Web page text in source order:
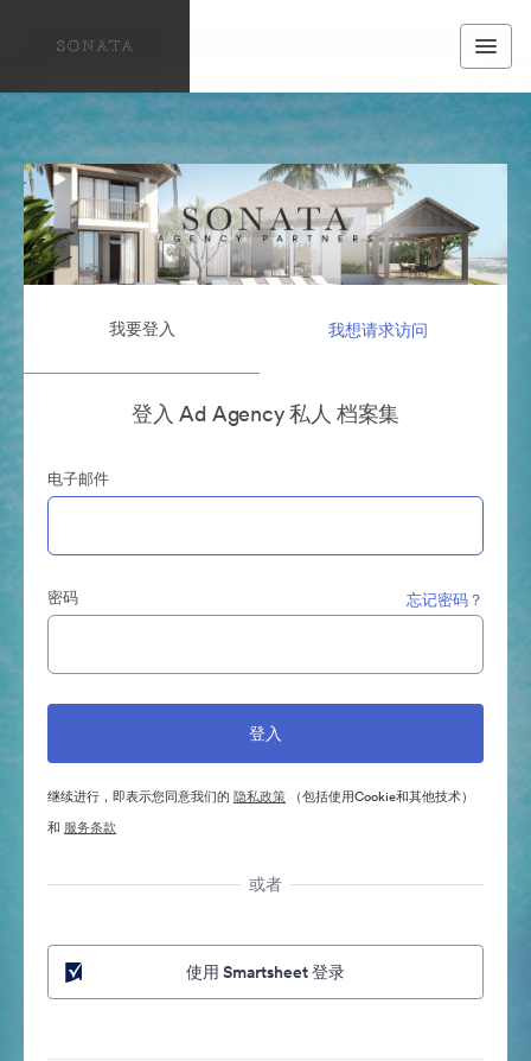
我要登入 我想请求访问
登入 Ad Agency 私人 档案集
电子邮件
密码 忘记密码？
继续进行，即表示您同意我们的 隐私政策 （包括使用Cookie和其他技术）
和 服务条款
或者
使用 Smartsheet 登录